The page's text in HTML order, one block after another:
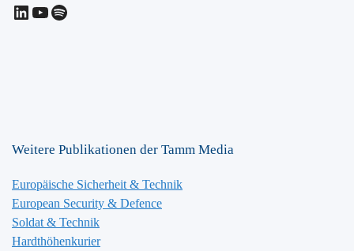
LinkedIn
YouTube
Spotify
Weitere Publikationen der Tamm Media
Europäische Sicherheit & Technik
European Security & Defence
Soldat & Technik
Hardthöhenkurier